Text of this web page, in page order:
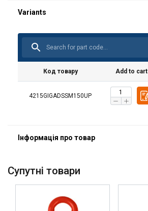
Код товару Add to cart
4215GIGADSSM150UP
Матеріал:
Температурний режим:
Стандарт:
Cупутні товари